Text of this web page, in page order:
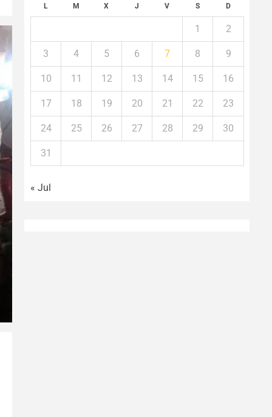
L M X J V S D
1 2
3 4 5 6 7 8 9
10 11 12 13 14 15 16
17 18 19 20 21 22 23
24 25 26 27 28 29 30
31
« Jul